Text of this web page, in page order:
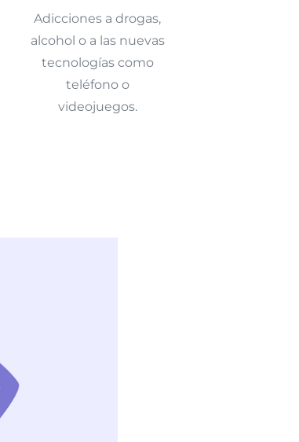
Adicciones a drogas,
alcohol o a las nuevas
tecnologías como
teléfono o
videojuegos.